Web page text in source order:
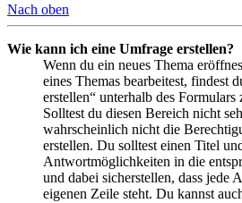
Nach oben
Wie kann ich eine Umfrage erstellen?
Wenn du ein neues Thema
eines Themas bearbeitest, findest
erstellen“ unterhalb des Formulars
Solltest du diesen Bereich nicht
wahrscheinlich nicht die
erstellen. Du solltest einen Titel
Antwortmöglichkeiten in die
und dabei sicherstellen, dass jede
eigenen Zeile steht. Du kannst